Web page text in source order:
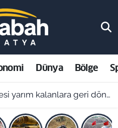
Dünya Bölge
geri dönüş yolu: 4 aylık başvuru süresi başladı!
Haritası